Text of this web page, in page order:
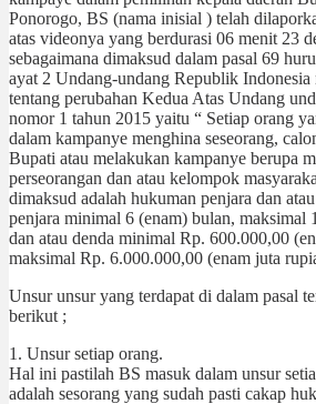
Ponorogo, BS (nama inisial ) telah
atas videonya yang berdurasi 06 menit 23
sebagaimana dimaksud dalam pasal 69
ayat 2 Undang-undang Republik
tentang perubahan Kedua Atas Undang
nomor 1 tahun 2015 yaitu “ Setiap orang
dalam kampanye menghina seseorang,
Bupati atau melakukan kampanye berupa
perseorangan dan atau kelompok
dimaksud adalah hukuman penjara dan
penjara minimal 6 (enam) bulan, maksimal
dan atau denda minimal Rp. 600.000,00
maksimal Rp. 6.000.000,00 (enam juta
Unsur unsur yang terdapat di dalam pasal
berikut ;
1. Unsur setiap orang.
Hal ini pastilah BS masuk dalam unsur
adalah sesorang yang sudah pasti cakap